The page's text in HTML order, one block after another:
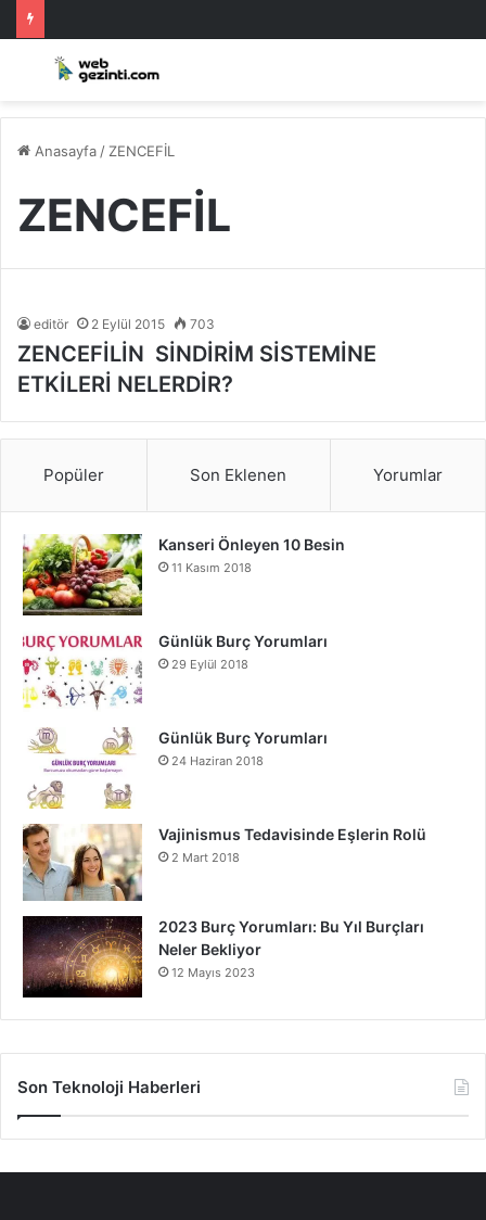
Anasayfa / ZENCEFİL
ZENCEFİL
editör 2 Eylül 2015 703
ZENCEFİLİN SİNDİRİM SİSTEMİNE
ETKİLERİ NELERDİR?
Popüler Son Eklenen Yorumlar
Kanseri Önleyen 10 Besin
11 Kasım 2018
Günlük Burç Yorumları
29 Eylül 2018
Günlük Burç Yorumları
24 Haziran 2018
Vajinismus Tedavisinde Eşlerin Rolü
2 Mart 2018
2023 Burç Yorumları: Bu Yıl Burçları
Neler Bekliyor
12 Mayıs 2023
Son Teknoloji Haberleri